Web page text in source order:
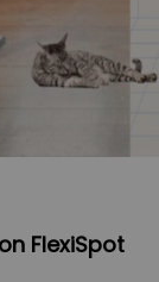
FlexiSpot